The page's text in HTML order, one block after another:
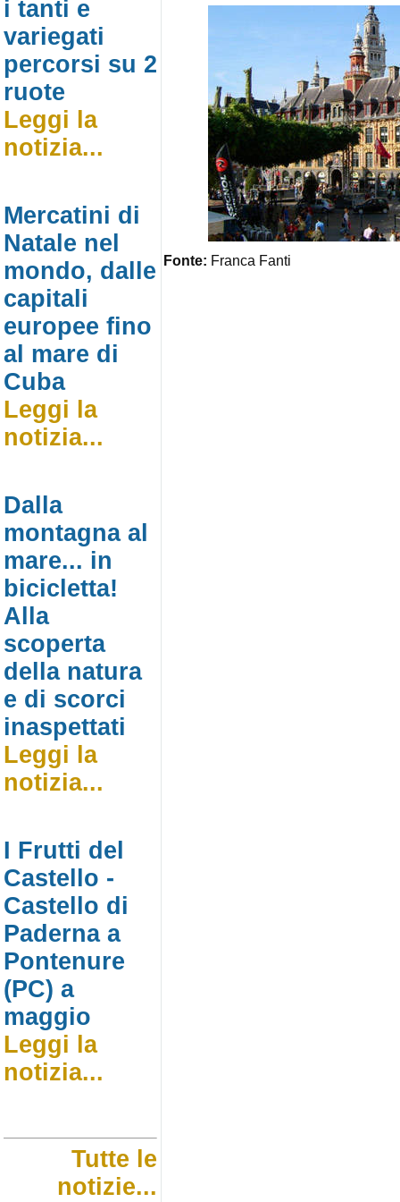
i tanti e
variegati
percorsi su 2
ruote
Leggi la
notizia...
Mercatini di
Natale nel
mondo, dalle
capitali
europee fino
al mare di
Cuba
Leggi la
notizia...
Dalla
montagna al
mare... in
bicicletta!
Alla
scoperta
della natura
e di scorci
inaspettati
Leggi la
notizia...
I Frutti del
Castello -
Castello di
Paderna a
Pontenure
(PC) a
maggio
Leggi la
notizia...
Tutte le
notizie...
Fonte: Franca Fanti